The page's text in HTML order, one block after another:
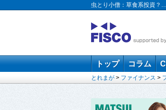
虫とり小僧：草食系投資？
トップ コラム
とれまが > ファイナンス >